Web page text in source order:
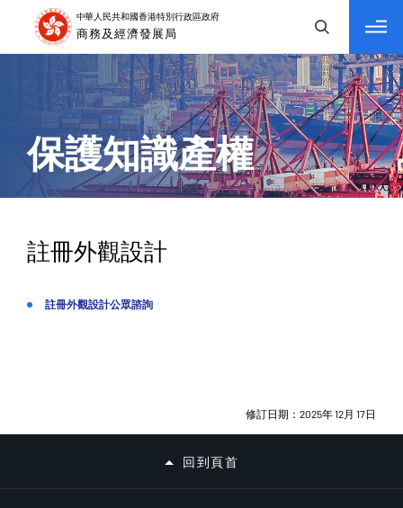
tab to navigate
保護知識產權
註冊外觀設計
註冊外觀設計公眾諮詢
修訂日期：2025年 12月 17日
回到頁首